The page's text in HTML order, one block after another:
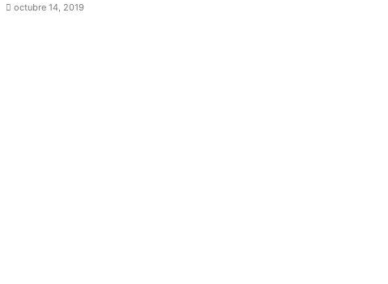
octubre 14, 2019